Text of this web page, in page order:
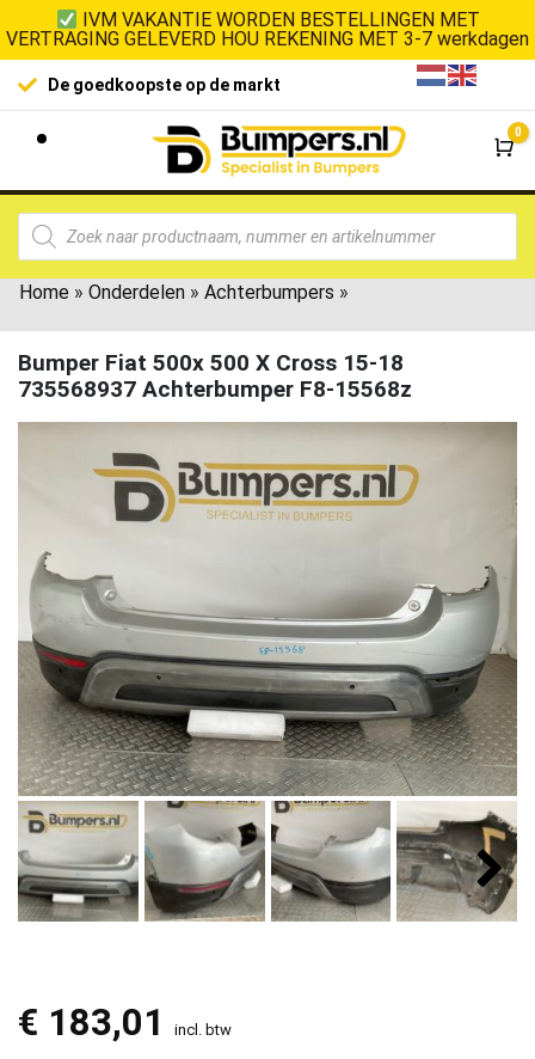
IVM VAKANTIE WORDEN BESTELLINGEN MET
VERTRAGING GELEVERD HOU REKENING MET 3-7 werkdagen
De goedkoopste op de markt
0
Home » Onderdelen » Achterbumpers »
Bumper Fiat 500x 500 X Cross 15-18
735568937 Achterbumper F8-15568z
€ 183,01 incl. btw